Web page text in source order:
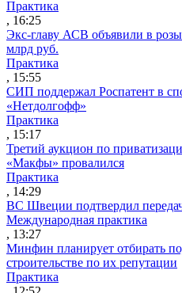
Практика
, 16:25
Экс-главу АСВ объявили в
млрд руб.
Практика
, 15:55
СИП поддержал Роспатент в
«Нетдолгофф»
Практика
, 15:17
Третий аукцион по
«Макфы» провалился
Практика
, 14:29
ВС Швеции подтвердил
Международная практика
, 13:27
Минфин планирует отбирать
строительстве по их репутации
Практика